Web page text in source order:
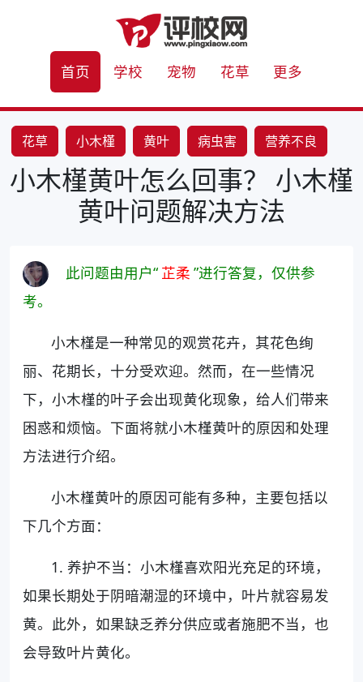
首页 学校 宠物 花草 更多
花草 小木槿 黄叶 病虫害
营养不良
环境因素
小木槿黄叶怎么回事？ 小木槿
黄叶问题解决方法
此问题由用户“ 芷柔 ”进行答复，仅供参
考。
小木槿是一种常见的观赏花卉，其花色绚
丽、花期长，十分受欢迎。然而，在一些情况
下，小木槿的叶子会出现黄化现象，给人们带来
困惑和烦恼。下面将就小木槿黄叶的原因和处理
方法进行介绍。
小木槿黄叶的原因可能有多种，主要包括以
下几个方面：
1. 养护不当：小木槿喜欢阳光充足的环境，
如果长期处于阴暗潮湿的环境中，叶片就容易发
黄。此外，如果缺乏养分供应或者施肥不当，也
会导致叶片黄化。